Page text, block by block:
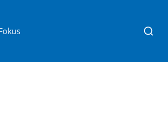
Suchen
nach: